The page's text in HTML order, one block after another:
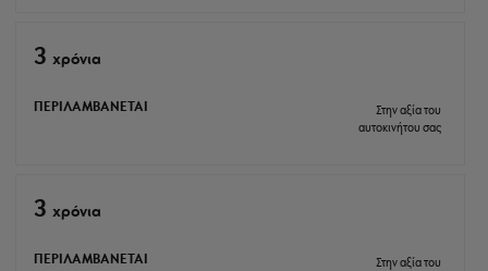
3 xρόνια
ΠΕΡΙΛΑΜΒΑΝΕΤΑΙ
Στην αξία του
αυτοκινήτου σας
3 xρόνια
ΠΕΡΙΛΑΜΒΑΝΕΤΑΙ
Στην αξία του